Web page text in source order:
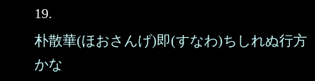
19.
朴散華(ほおさんげ)即(すなわ)ちしれぬ行方
かな